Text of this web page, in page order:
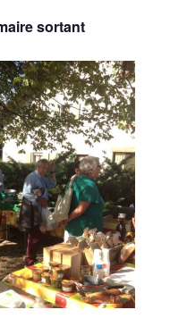
sortant